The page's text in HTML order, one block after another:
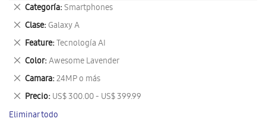
Categoría Smartphones
Eliminar
este
artículo
Clase Galaxy A
Eliminar
este
artículo
Feature Tecnología AI
Eliminar
este
artículo
Color Awesome Lavender
Eliminar
este
artículo
Camara 24MP o más
Eliminar
este
artículo
Precio US$ 300.00 - US$ 399.99
Eliminar
este
artículo
Eliminar todo